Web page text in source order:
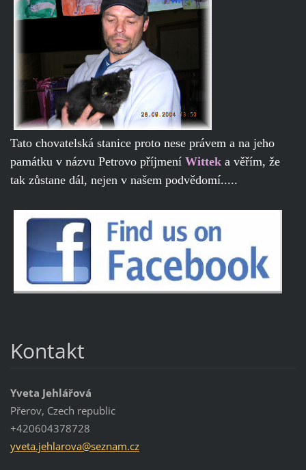
Tato chovatelská stanice proto nese právem a na jeho
památku v názvu Petrovo příjmení Wittek a věřím, že
tak zůstane dál, nejen v našem podvědomí.....
Kontakt
Yveta Jehlářová
Přerov, Czech republic
+420604378728
yveta.jehlarova@seznam.cz